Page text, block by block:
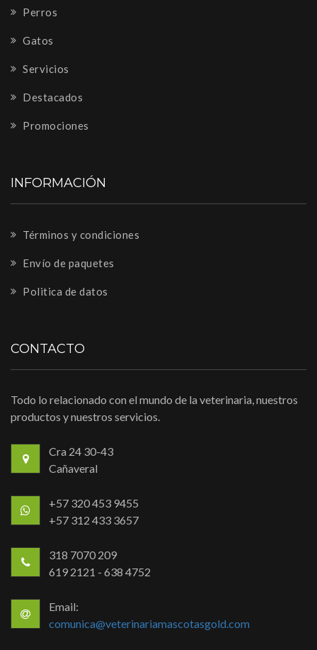
Perros
Gatos
Servicios
Destacados
Promociones
INFORMACIÓN
Términos y condiciones
Envío de paquetes
Politica de datos
CONTACTO
Todo lo relacionado con el mundo de la veterinaria, nuestros
productos y nuestros servicios.
Cra 24 30-43
Cañaveral
+57 320 453 9455
+57 312 433 3657
318 7070 209
619 2121 - 638 4752
Email:
comunica@veterinariamascotasgold.com